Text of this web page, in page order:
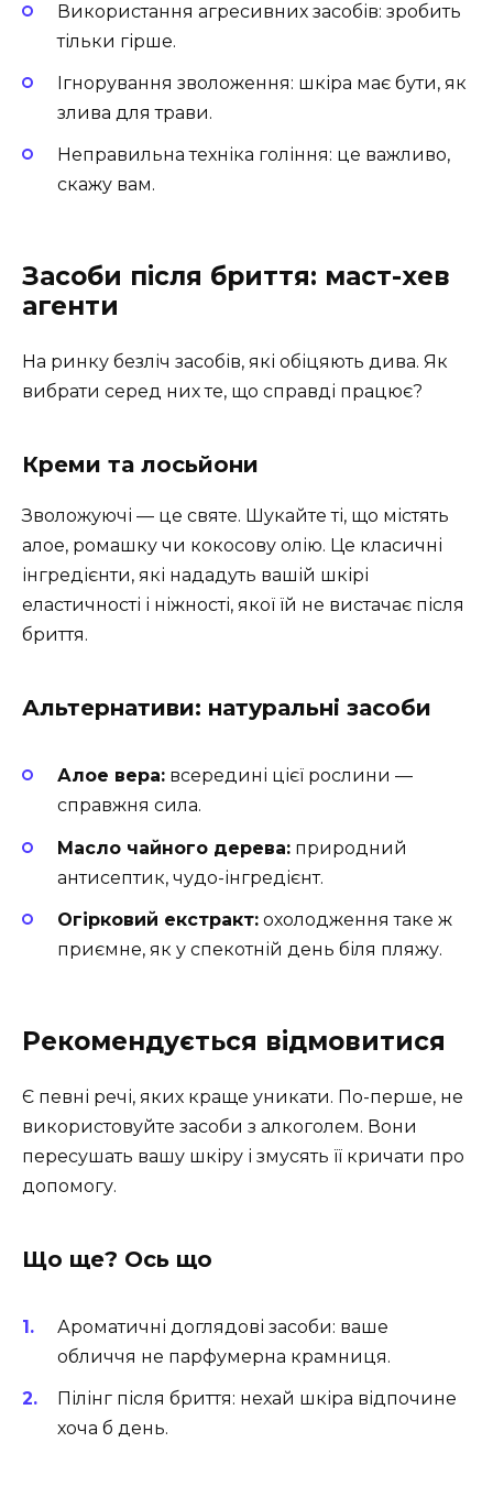
Використання агресивних засобів: зробить
тільки гірше.
Ігнорування зволоження: шкіра має бути, як
злива для трави.
Неправильна техніка гоління: це важливо,
скажу вам.
Засоби після бриття: маст-хев
агенти
На ринку безліч засобів, які обіцяють дива. Як
вибрати серед них те, що справді працює?
Креми та лосьйони
Зволожуючі — це святе. Шукайте ті, що містять
алое, ромашку чи кокосову олію. Це класичні
інгредієнти, які нададуть вашій шкірі
еластичності і ніжності, якої їй не вистачає після
бриття.
Альтернативи: натуральні засоби
Алое вера: всередині цієї рослини —
справжня сила.
Масло чайного дерева: природний
антисептик, чудо-інгредієнт.
Огірковий екстракт: охолодження таке ж
приємне, як у спекотній день біля пляжу.
Рекомендується відмовитися
Є певні речі, яких краще уникати. По-перше, не
використовуйте засоби з алкоголем. Вони
пересушать вашу шкіру і змусять її кричати про
допомогу.
Що ще? Ось що
Ароматичні доглядові засоби: ваше
обличчя не парфумерна крамниця.
Пілінг після бриття: нехай шкіра відпочине
хоча б день.